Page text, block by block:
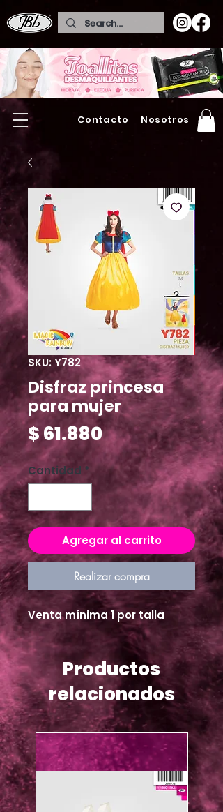
Contacto Nosotros
SKU: Y782
Disfraz princesa
para mujer
$ 61.880Precio
Cantidad *
Agregar al carrito
Realizar compra
Venta mínima 1 por talla
Productos
relacionados